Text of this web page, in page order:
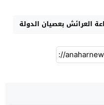
العرائش بعصيان الدولة